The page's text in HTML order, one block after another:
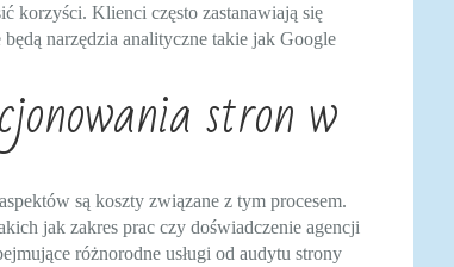
korzyści. Klienci często zastanawiają się
narzędzia analityczne takie jak Google
stron w
są koszty związane z tym procesem.
jak zakres prac czy doświadczenie agencji
różnorodne usługi od audytu strony